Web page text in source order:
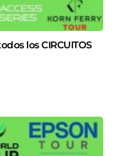
los CIRCUITOS